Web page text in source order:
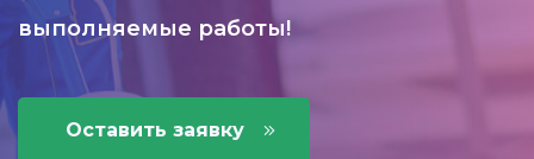
выполняемые работы!
Оставить заявку